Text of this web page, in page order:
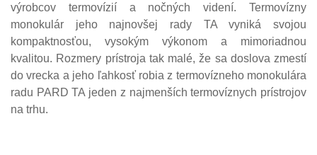
výrobcov termovízií a nočných videní. Termovízny
monokulár jeho najnovšej rady TA vyniká svojou
kompaktnosťou, vysokým výkonom a mimoriadnou
kvalitou. Rozmery prístroja tak malé, že sa doslova zmestí
do vrecka a jeho ľahkosť robia z termovízneho monokulára
radu PARD TA jeden z najmenších termovíznych prístrojov
na trhu.